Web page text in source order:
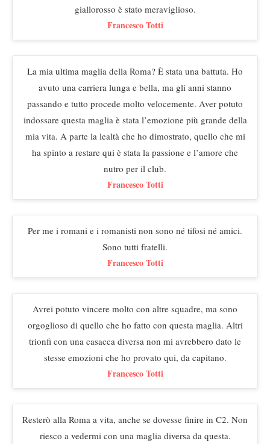
giallorosso è stato meraviglioso.
Francesco Totti
La mia ultima maglia della Roma? È stata una battuta. Ho
avuto una carriera lunga e bella, ma gli anni stanno
passando e tutto procede molto velocemente. Aver potuto
indossare questa maglia è stata l’emozione più grande della
mia vita. A parte la lealtà che ho dimostrato, quello che mi
ha spinto a restare qui è stata la passione e l’amore che
nutro per il club.
Francesco Totti
Per me i romani e i romanisti non sono né tifosi né amici.
Sono tutti fratelli.
Francesco Totti
Avrei potuto vincere molto con altre squadre, ma sono
orgoglioso di quello che ho fatto con questa maglia. Altri
trionfi con una casacca diversa non mi avrebbero dato le
stesse emozioni che ho provato qui, da capitano.
Francesco Totti
Resterò alla Roma a vita, anche se dovesse finire in C2. Non
riesco a vedermi con una maglia diversa da questa.